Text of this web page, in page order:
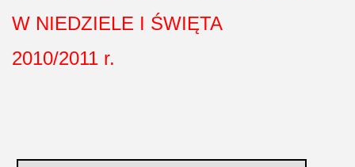
W NIEDZIELE I ŚWIĘTA
2010/2011 r.